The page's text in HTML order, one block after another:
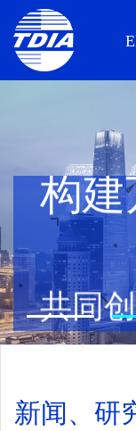
构建
共同
新闻、研